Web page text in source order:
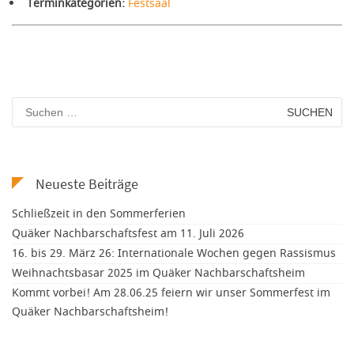
Suchen
nach:
Neueste Beiträge
Schließzeit in den Sommerferien
Quäker Nachbarschaftsfest am 11. Juli 2026
16. bis 29. März 26: Internationale Wochen gegen Rassismus
Weihnachtsbasar 2025 im Quäker Nachbarschaftsheim
Kommt vorbei! Am 28.06.25 feiern wir unser Sommerfest im
Quäker Nachbarschaftsheim!